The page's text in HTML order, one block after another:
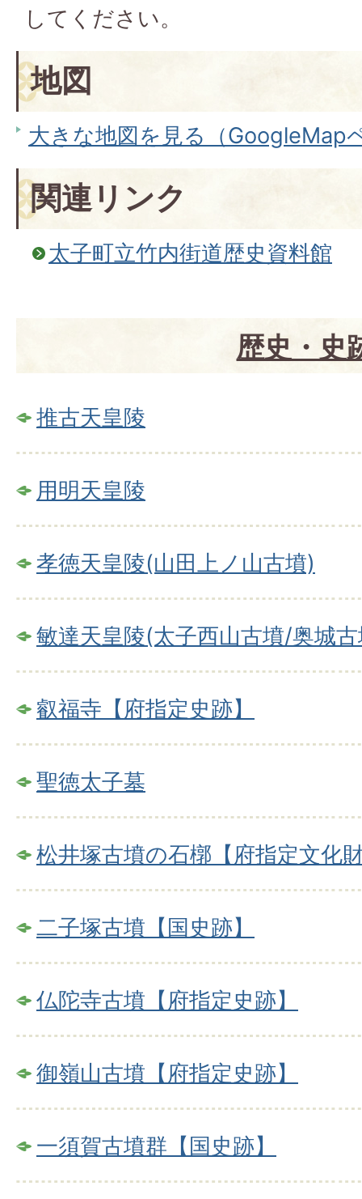
してください。
地図
大きな地図を見る（GoogleMap
関連リンク
太子町立竹内街道歴史資料館
歴史・史
推古天皇陵
用明天皇陵
孝徳天皇陵(山田上ノ山古墳)
敏達天皇陵(太子西山古墳/奥城
叡福寺【府指定史跡】
聖徳太子墓
松井塚古墳の石槨【府指定文化
二子塚古墳【国史跡】
仏陀寺古墳【府指定史跡】
御嶺山古墳【府指定史跡】
一須賀古墳群【国史跡】